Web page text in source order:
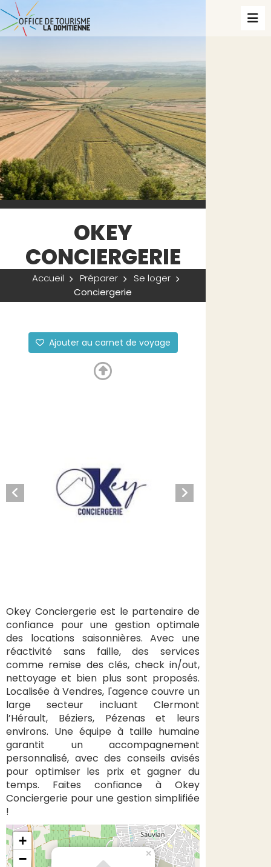
OKEY
CONCIERGERIE
Accueil Préparer
Se loger
Conciergerie
Ajouter au carnet de voyage
Okey Conciergerie est le partenaire de
confiance pour une gestion optimale
des locations saisonnières. Avec une
réactivité sans faille, des services
comme remise des clés, check in/out,
nettoyage et bien plus sont proposés.
Localisée à Vendres, l'agence couvre un
large secteur incluant Clermont
l’Hérault, Béziers, Pézenas et leurs
environs. Une équipe à taille humaine
garantit un accompagnement
personnalisé, avec des conseils avisés
pour optimiser les prix et gagner du
temps. Faites confiance à Okey
Conciergerie pour une gestion simplifiée
!
×
+
−